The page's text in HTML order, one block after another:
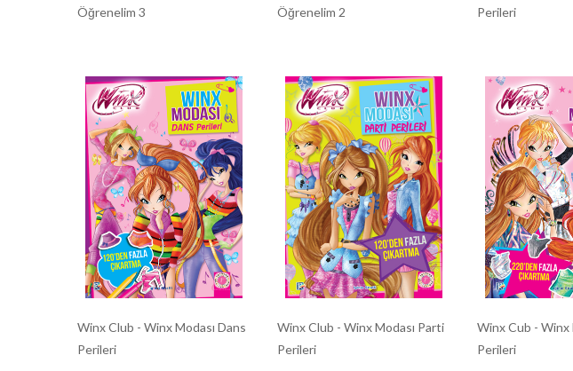
Öğrenelim 3
Öğrenelim 2
Perileri
Winx Club - Winx Modası Dans
Perileri
Winx Club - Winx Modası Parti
Perileri
Winx Cub - Winx
Perileri